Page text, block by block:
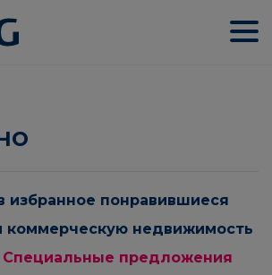
избранное понравившиеся
коммерческую недвижимость
Специальные предложения